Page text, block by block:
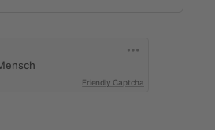
Friendly Captcha